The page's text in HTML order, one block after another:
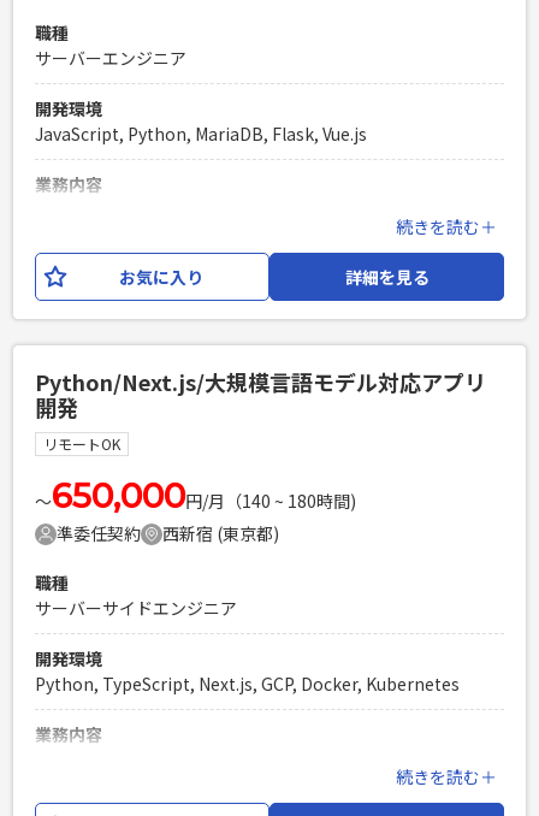
Laravelを用いた開発経験1年以上
エンジニア複数人のチームでの開発経験
職種
サーバーエンジニア
開発環境
JavaScript, Python, MariaDB, Flask, Vue.js
業務内容
援ツールを開発しております。 今回の案件では、すでに導入
されているプロダクトの運用保守がメインとなります。 ネッ
トワークの構造やセキュリティーの観点から、実際に導入さ
Apache 2,mod_wsgi 5 ・DBサーバー： MariaDB 11 ・言
語： Python3.12,TypeScript5.3,HTML,CSS ・フレームワー
ク： Flask3,SQLAlchemy2,pytest ・フロントエンド：
Vue3,Bootstrap5.3,jQuery3.7,vitest1.4 ・その他：
Docker,Github,Github
Actions,Backlog,Teams,eslint,prettier,mypy,ruff
・Webアプリケーション開発経験（5年以上） ・Flaskを使用
したPytonの開発経験 ・設計〜運用保守まで一人称で対応で
きる方 ・JavaScript,HTML,CSSでの基本的な画面開発ができ
る方 ・導入先（病院）への出張ができる方（2,3か月に1回程
度）
PHPを用いたWebサービスの開発経験4年以上
続きを読む＋
お気に入り 詳細を見る
Python/Next.js/大規模言語モデル対応アプリ
開発
リモートOK
〜650,000円/月（140 ~ 180時間)
準委任契約
西新宿 (東京都)
職種
サーバーサイドエンジニア
開発環境
Python, TypeScript, Next.js, GCP, Docker, Kubernetes
業務内容
【業務内容】 ・LLMを使用したプロダクト開発 ・パフォーマ
ンスやメンテナンス性を考慮したWebアプリケーションの設
続きを読む＋